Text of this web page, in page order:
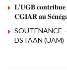
𝐋’𝐔𝐆𝐁 𝐜𝐨𝐧𝐭𝐫𝐢𝐛𝐮𝐞 𝐚̀
𝐂𝐆𝐈𝐀𝐑 𝐚𝐮
SOUTENANCE
DSTAAN (UAM)